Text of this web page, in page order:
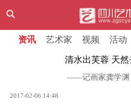
资讯 艺术家 视频 活动
清水出芙蓉 天然
——记画家龚学渊
2017-02-06 14:48